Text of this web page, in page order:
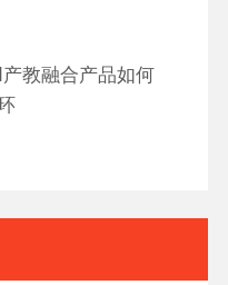
产教融合产品如何